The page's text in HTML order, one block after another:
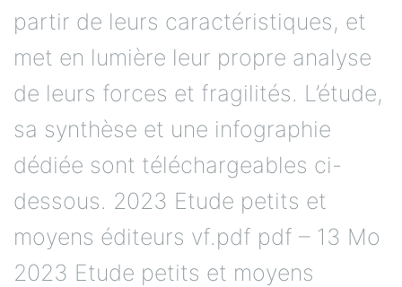
partir de leurs caractéristiques, et
met en lumière leur propre analyse
de leurs forces et fragilités. L’étude,
sa synthèse et une infographie
dédiée sont téléchargeables ci-
dessous. 2023 Etude petits et
moyens éditeurs vf.pdf pdf – 13 Mo
2023 Etude petits et moyens